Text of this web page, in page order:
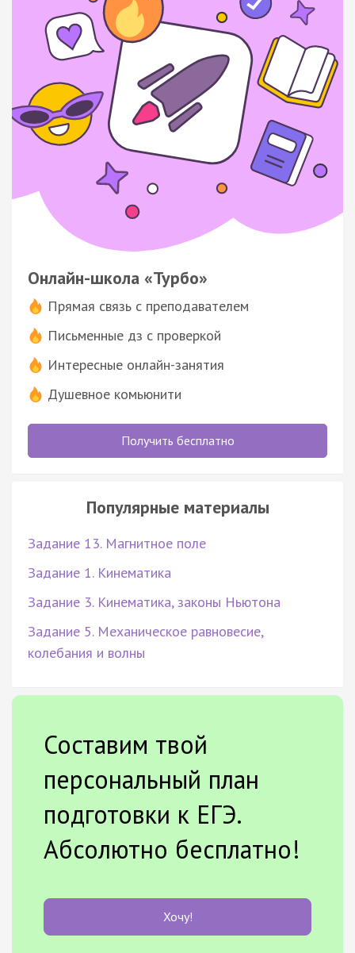
Онлайн-школа «Турбо»
Прямая связь с преподавателем
Письменные дз с проверкой
Интересные онлайн-занятия
Душевное комьюнити
Получить бесплатно
Популярные материалы
Задание 13. Магнитное поле
Задание 1. Кинематика
Задание 3. Кинематика, законы Ньютона
Задание 5. Механическое равновесие,
колебания и волны
Составим твой
персональный план
подготовки к ЕГЭ.
Абсолютно бесплатно!
Хочу!